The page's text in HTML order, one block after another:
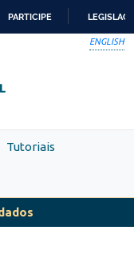
PARTICIPE
ENGLISH
Tutoriais